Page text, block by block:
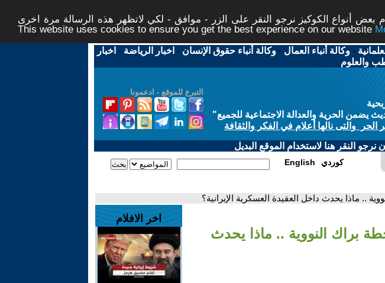
أنواع الكوكيز نرجو النقر على الزر - موافق - لكي لاتظهر هذه الرسالة مرة اخرى -
This website uses cookies to ensure you get the best experience on our website
-وكالة أنباء العمال -وكالة أنباء حقوق الإنسان - اخبار الرياضة - اخبار
والعلوم
التبرع للموقع - ادعمونا
الحرية والعدالة الاجتماعية للجميع"
والتى نالها أعلام في الفكر والثقافة
النقر هنا لاستخدام الموقع البديل
English كوردي
.. ماذا يحدث داخل العقيدة العسكرية الإيرانية؟
براك النووية .. ماذا يحدث
اخر الافلام